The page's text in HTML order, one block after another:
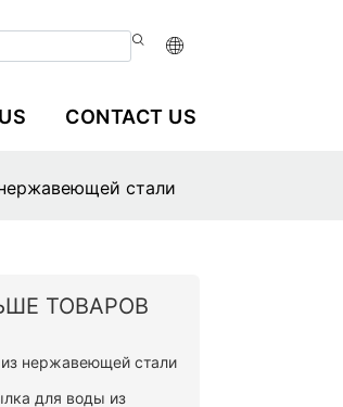
CONTACT US
стали
ТОВАРОВ
из нержавеющей стали
для воды из